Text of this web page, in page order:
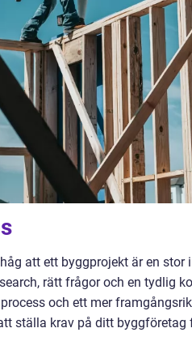
att ett byggprojekt är en stor
rätt frågor och en tydlig
och ett mer
ställa krav på ditt